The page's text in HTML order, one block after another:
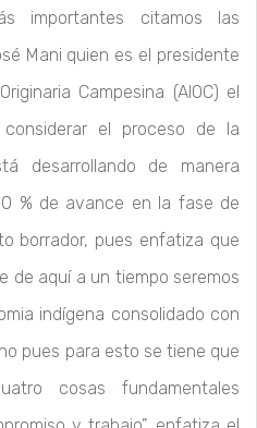
importantes citamos las
Mani quien es el presidente
Campesina (AIOC) el
el proceso de la
desarrollando de manera
% de avance en la fase de
borrador, pues enfatiza que
de aquí a un tiempo seremos
indígena consolidado con
pues para esto se tiene que
cosas fundamentales